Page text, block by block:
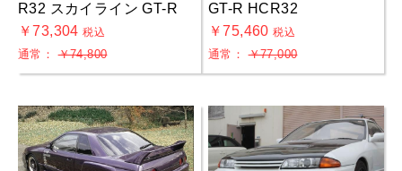
R32 スカイライン GT-R
￥73,304税込
通常：￥74,800
GT-R HCR32
￥75,460税込
通常：￥77,000